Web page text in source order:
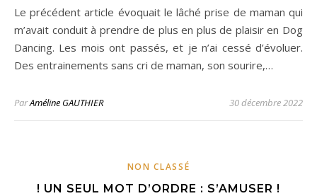
Le précédent article évoquait le lâché prise de maman qui
m’avait conduit à prendre de plus en plus de plaisir en Dog
Dancing. Les mois ont passés, et je n’ai cessé d’évoluer.
Des entrainements sans cri de maman, son sourire,…
ParAméline GAUTHIER 30 décembre 2022
NON CLASSÉ
! UN SEUL MOT D’ORDRE : S’AMUSER !